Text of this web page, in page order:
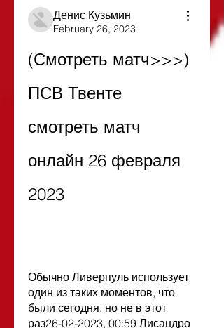
Денис Кузьмин
February 26, 2023
(Смотреть матч>>>)
ПСВ Твенте
смотреть матч
онлайн 26 февраля
2023
Обычно Ливерпуль использует
один из таких моментов, что
были сегодня, но не в этот
раз26-02-2023, 00:59 Лисандро